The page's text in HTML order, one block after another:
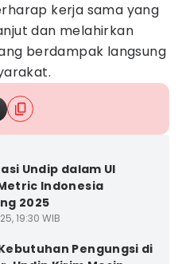
kerja sama yang
dan melahirkan
berdampak langsung
Undip dalam UI
Indonesia
2025
19:30 WIB
Pengungsi di